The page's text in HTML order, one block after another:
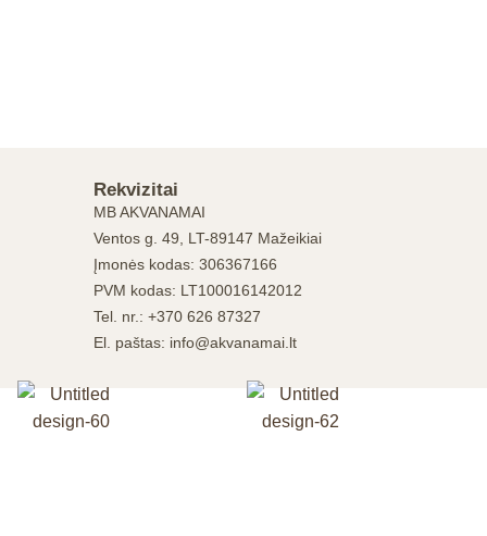
Rekvizitai
MB AKVANAMAI
Ventos g. 49, LT-89147 Mažeikiai
Įmonės kodas: 306367166
PVM kodas: LT100016142012
Tel. nr.: +370 626 87327
El. paštas: info@akvanamai.lt